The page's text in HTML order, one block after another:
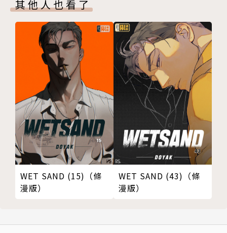
其他人也看了
WET SAND (15)（條
漫版）
WET SAND (43)（條
漫版）